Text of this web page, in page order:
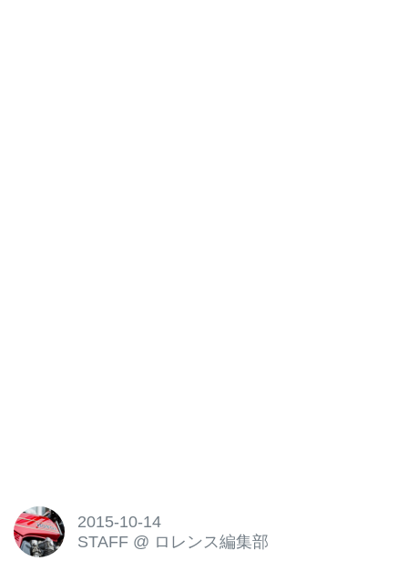
2015-10-14
STAFF @ ロレンス編集部